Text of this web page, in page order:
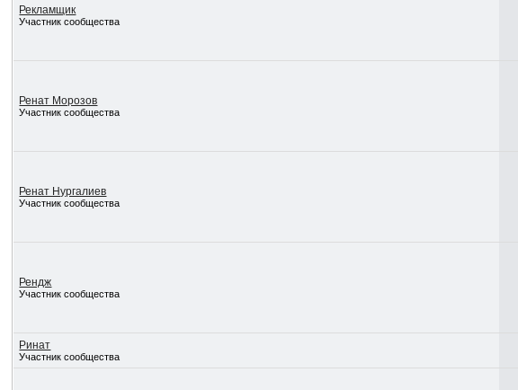
Рекламщик
Участник сообщества
Ренат Морозов
Участник сообщества
Ренат Нургалиев
Участник сообщества
Рендж
Участник сообщества
Ринат
Участник сообщества